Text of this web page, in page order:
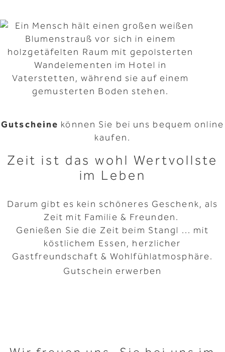
Gutscheine können Sie bei uns bequemonline
kaufen.
Zeit ist das wohl Wertvollste
im Leben
Darum gibt es kein schöneres Geschenk, als
Zeit mit Familie & Freunden.
Genießen Sie die Zeit beim Stangl ... mit
köstlichem Essen, herzlicher
Gastfreundschaft & Wohlfühlatmosphäre.
Gutschein erwerben